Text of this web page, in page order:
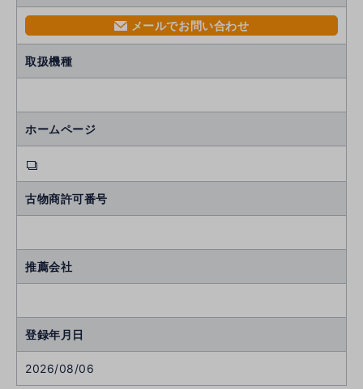
mail メールでお問い合わせ
取扱機種
ホームページ
古物商許可番号
推薦会社
登録年月日
2026/08/06